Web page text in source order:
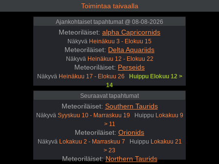
Toimintaa taivaalla
Ajankohtaiset tapahtumat @ 08-08-2026
Meteoriläiset: alpha Capricornids
Näkyvä Heinäkuu 3 - Elokuu 15
Meteoriläiset: Delta Aquariids
Näkyvä Heinäkuu 12 - Elokuu 22
Meteoriläiset: Perseids
Näkyvä Heinäkuu 17 - Elokuu 26
Huippu Elokuu 12 >
14
Seuraavat tapahtumat
Meteoriläiset: Southern Taurids
Näkyvä Syyskuu 10 - Marraskuu 19 Huippu Lokakuu 9
> 11
Meteoriläiset: Orionids
Näkyvä Lokakuu 2 - Marraskuu 7 Huippu Lokakuu 21
> 23
Meteoriläiset:Northern Taurids